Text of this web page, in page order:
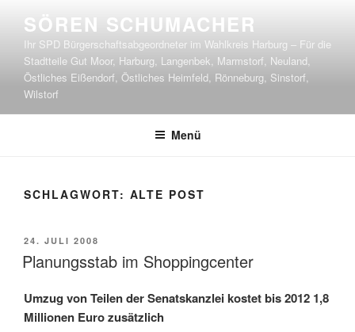
Inhalt
springen
SÖREN SCHUMACHER
Ihr SPD Bürgerschaftsabgeordneter im Wahlkreis Harburg – Für die
Stadtteile Gut Moor, Harburg, Langenbek, Marmstorf, Neuland,
Östliches Eißendorf, Östliches Heimfeld, Rönneburg, Sinstorf,
Wilstorf
Menü
SCHLAGWORT: ALTE POST
VERÖFFENTLICHT
AM
24. JULI 2008
Planungsstab im Shoppingcenter
Umzug von Teilen der Senatskanzlei kostet bis 2012 1,8
Millionen Euro zusätzlich